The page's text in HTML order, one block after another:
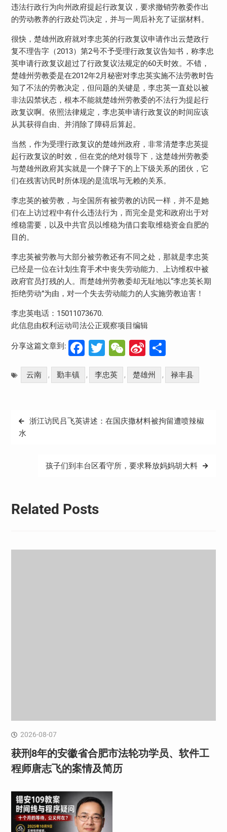
违法行政行为向州政府提起行政复议，要求撤销劳教委作出
的劳动教养的行政处罚决定，并与一周后补充了证据材料。
很快，楚雄州政府就对李忠英的行政复议申请作出云楚政行
复不理告字（2013）第2号不予受理行政复议告知书，称李忠
英申请行政复议超过了行政复议法规定的60天时效。不错，
楚雄州劳教委是在2012年2月秘密对李忠英实施不法劳教时告
知了不法的劳教决定，但问题的关键是，李忠英一直处以被
非法囚禁状态，根本不能就楚雄州劳教委的不法行为提起行
政复议啊。依照法律规定，李忠英申请行政复议的时间应该
从其获得自由、并消除了障碍后算起。
当然，作为受理行政复议的楚雄州政府，非常清楚李忠英提
起行政复议的时效，但在党的绝对领导下，这楚雄州劳教委
与楚雄州政府其实就是一个牌子下的上下级关系的团伙，它
们在残害访民时所体现的是流氓与无赖的关系。
李忠英的被劳教，与全国所有被劳教的访民一样，并不是她
们在上访过程中有什么违法行为，而完全是党和政府出于对
维稳需要，以及中共官员以维稳为借口套取维稳资金自肥的
目的。
李忠英被劳教与大部分被劳教还有不同之处，那就是李忠英
已经是一位在计划生育手术中丧失劳动能力、上访维权中被
政府官员打残的人。而楚雄州劳教委却无耻地以“李忠英长期
拒绝劳动”为由，对一个失去劳动能力的人实施劳教迫害！
李忠英电话：15011073670.
此信息由权利运动司法公正观察项目编辑
分享这篇文章到: Facebook
Twitter
WeChat
Sina
Weibo
分
享
云南 , 勤丰镇 , 李忠英 , 楚雄州 , 禄丰县
文
章
浙江访民吕飞英讲述：在国庆撒材料被拘留遭喷辣椒
水
孩子们到丰台区看守所，要求释放妈妈胡大料
Related Posts
2026-08-07
获刑8年的安徽省合肥市法轮功学员、软件工
程师唐志飞的案情及简历